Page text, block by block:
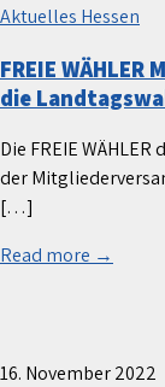
Aktuelles Hessen
FREIE
die
Die FREIE
der
[…]
Read more →
16. November 2022